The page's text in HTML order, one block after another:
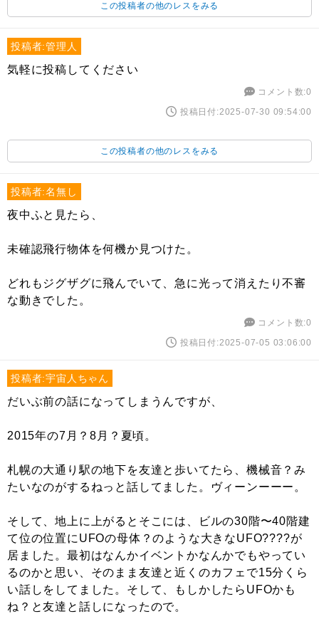
この投稿者の他のレスをみる
投稿者:管理人
気軽に投稿してください
コメント数:0
投稿日付:2025-07-30 09:54:00
この投稿者の他のレスをみる
投稿者:名無し
夜中ふと見たら、
未確認飛行物体を何機か見つけた。
どれもジグザグに飛んでいて、急に光って消えたり不審
な動きでした。
コメント数:0
投稿日付:2025-07-05 03:06:00
投稿者:宇宙人ちゃん
だいぶ前の話になってしまうんですが、
2015年の7月？8月？夏頃。
札幌の大通り駅の地下を友達と歩いてたら、機械音？み
たいなのがするねっと話してました。ヴィーンーーー。
そして、地上に上がるとそこには、ビルの30階〜40階建
て位の位置にUFOの母体？のような大きなUFO????が
居ました。最初はなんかイベントかなんかでもやってい
るのかと思い、そのまま友達と近くのカフェで15分くら
い話しをしてました。そして、もしかしたらUFOかも
ね？と友達と話しになったので。